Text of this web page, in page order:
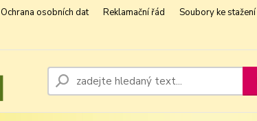
Ochrana osobních dat Reklamační řád Soubory ke stažení